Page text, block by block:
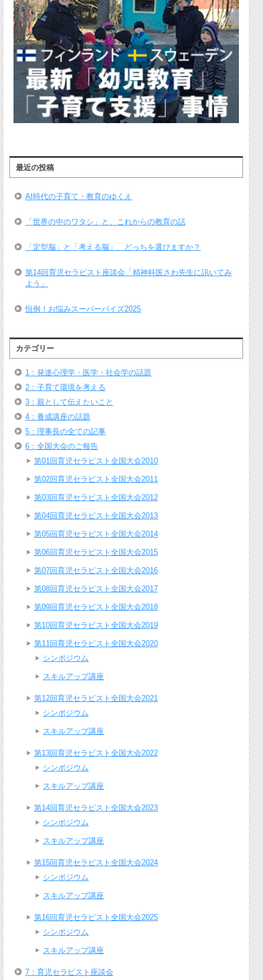
最近の投稿
AI時代の子育て・教育のゆくえ
「世界の中のワタシ」と、これからの教育の話
「定型脳」と「考える脳」、どっちを選びますか？
第14回育児セラピスト座談会「精神科医さわ先生に訊いてみ
よう」
恒例！お悩みスーパーバイズ2025
カテゴリー
1：発達心理学・医学・社会学の話題
2：子育て環境を考える
3：親として伝えたいこと
4：養成講座の話題
5：理事長の全ての記事
6：全国大会のご報告
第01回育児セラピスト全国大会2010
第02回育児セラピスト全国大会2011
第03回育児セラピスト全国大会2012
第04回育児セラピスト全国大会2013
第05回育児セラピスト全国大会2014
第06回育児セラピスト全国大会2015
第07回育児セラピスト全国大会2016
第08回育児セラピスト全国大会2017
第09回育児セラピスト全国大会2018
第10回育児セラピスト全国大会2019
第11回育児セラピスト全国大会2020
シンポジウム
スキルアップ講座
第12回育児セラピスト全国大会2021
シンポジウム
スキルアップ講座
第13回育児セラピスト全国大会2022
シンポジウム
スキルアップ講座
第14回育児セラピスト全国大会2023
シンポジウム
スキルアップ講座
第15回育児セラピスト全国大会2024
シンポジウム
スキルアップ講座
第16回育児セラピスト全国大会2025
シンポジウム
スキルアップ講座
7：育児セラピスト座談会